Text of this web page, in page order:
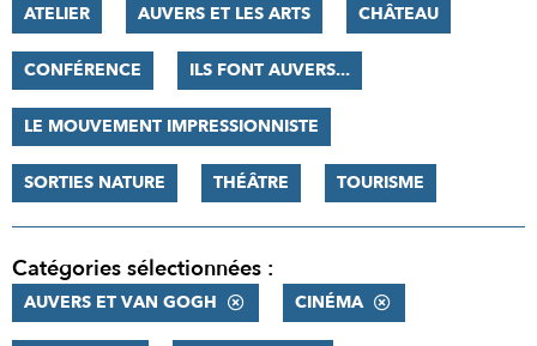
ATELIER AUVERS ET LES ARTS CHÂTEAU
CONFÉRENCE ILS FONT AUVERS...
LE MOUVEMENT IMPRESSIONNISTE
SORTIES NATURE THÉÂTRE TOURISME
Catégories sélectionnées :
AUVERS ET VAN GOGH CINÉMA